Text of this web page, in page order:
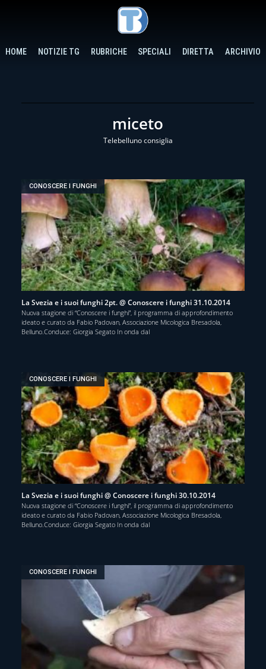
HOME NOTIZIE TG RUBRICHE SPECIALI DIRETTA ARCHIVIO
miceto
Telebelluno consiglia
CONOSCERE I FUNGHI
La Svezia e i suoi funghi 2pt. @ Conoscere i funghi 31.10.2014
Nuova stagione di “Conoscere i funghi”, il programma di approfondimento
ideato e curato da Fabio Padovan, Associazione Micologica Bresadola,
Belluno.Conduce: Giorgia Segato In onda dal
CONOSCERE I FUNGHI
La Svezia e i suoi funghi @ Conoscere i funghi 30.10.2014
Nuova stagione di “Conoscere i funghi”, il programma di approfondimento
ideato e curato da Fabio Padovan, Associazione Micologica Bresadola,
Belluno.Conduce: Giorgia Segato In onda dal
CONOSCERE I FUNGHI